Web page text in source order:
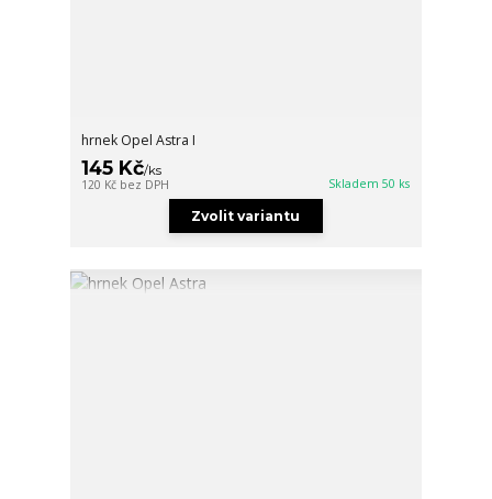
hrnek Opel Astra I
145 Kč/ks
120 Kč bez DPH Skladem 50 ks
Zvolit variantu